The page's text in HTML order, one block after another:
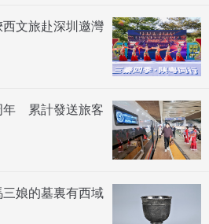
文旅赴深圳邀灣
年 累計發送旅客
娘的墓裏有西域